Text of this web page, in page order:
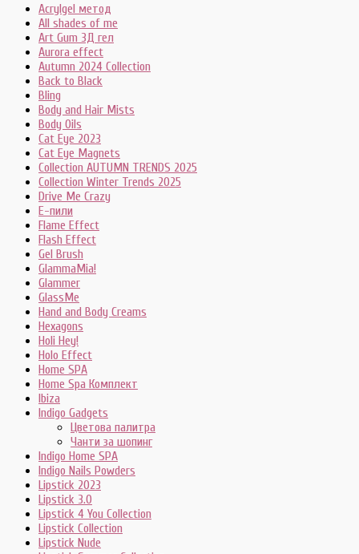
Acrylgel метод
All shades of me
Art Gum 3Д гел
Aurora effect
Autumn 2024 Collection
Back to Black
Bling
Body and Hair Mists
Body Oils
Cat Eye 2023
Cat Eye Magnets
Collection AUTUMN TRENDS 2025
Collection Winter Trends 2025
Drive Me Crazy
E-пили
Flame Effect
Flash Effect
Gel Brush
GlammaMia!
Glammer
GlassMe
Hand and Body Creams
Hexagons
Holi Hey!
Holo Effect
Home SPA
Home Spa Комплект
Ibiza
Indigo Gadgets
Цветова палитра
Чанти за шопинг
Indigo Home SPA
Indigo Nails Powders
Lipstick 2023
Lipstick 3.0
Lipstick 4 You Collection
Lipstick Collection
Lipstick Nude